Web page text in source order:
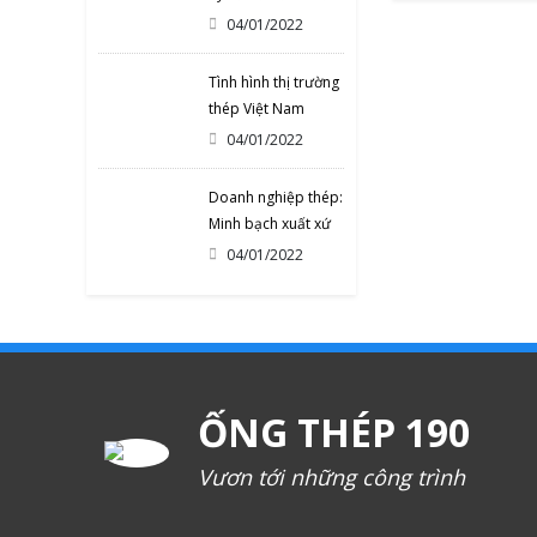
thép của Mỹ
04/01/2022
Tình hình thị trường
thép Việt Nam
tháng 11/2021 và
2021
04/01/2022
Doanh nghiệp thép:
Minh bạch xuất xứ
sản phẩm để hợp
04/01/2022
ỐNG THÉP 190
Vươn tới những công trình